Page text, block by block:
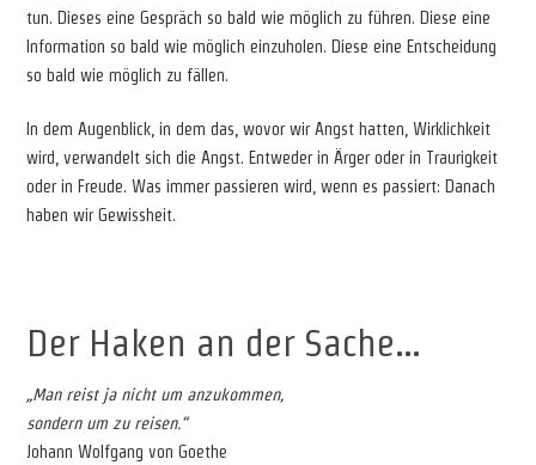
tun. Dieses eine Gespräch so bald wie möglich zu führen. Diese eine
Information so bald wie möglich einzuholen. Diese eine Entscheidung
so bald wie möglich zu fällen.
In dem Augenblick, in dem das, wovor wir Angst hatten, Wirklichkeit
wird, verwandelt sich die Angst. Entweder in Ärger oder in Traurigkeit
oder in Freude. Was immer passieren wird, wenn es passiert: Danach
haben wir Gewissheit.
Der Haken an der Sache…
„Man reist ja nicht um anzukommen,
sondern um zu reisen.“
Johann Wolfgang von Goethe